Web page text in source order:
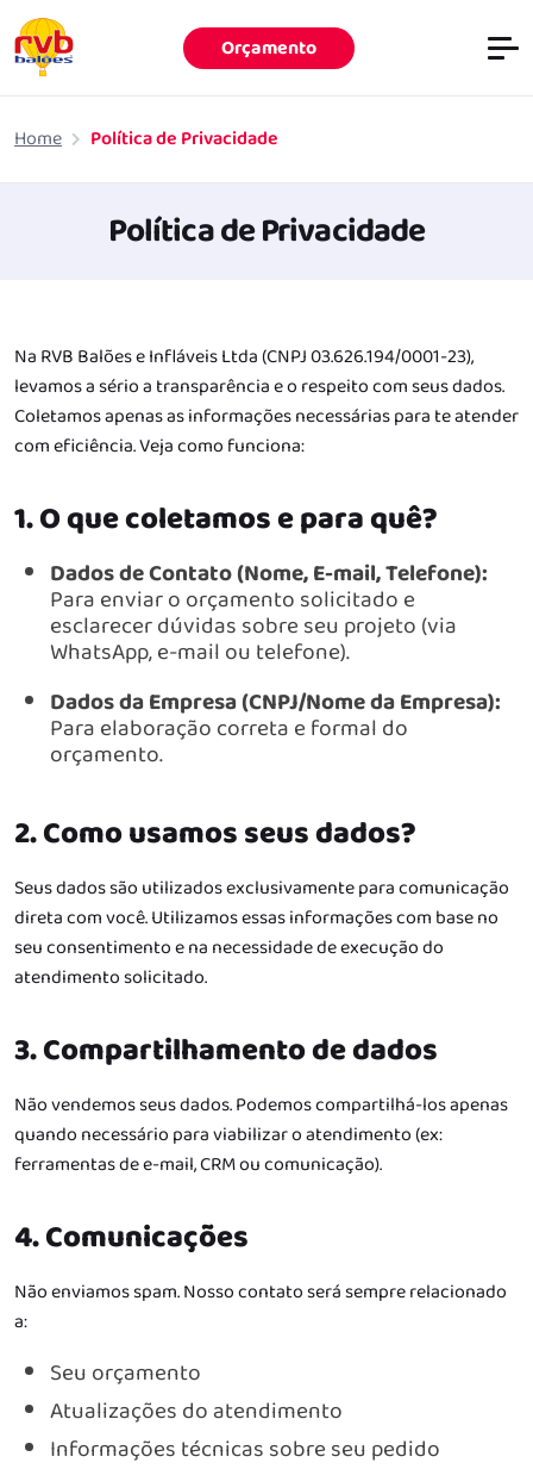
Orçamento
Home Política de Privacidade
Política de Privacidade
Na RVB Balões e Infláveis Ltda (CNPJ 03.626.194/0001-23),
levamos a sério a transparência e o respeito com seus dados.
Coletamos apenas as informações necessárias para te atender
com eficiência. Veja como funciona:
1. O que coletamos e para quê?
Dados de Contato (Nome, E-mail, Telefone):
Para enviar o orçamento solicitado e
esclarecer dúvidas sobre seu projeto (via
WhatsApp, e-mail ou telefone).
Dados da Empresa (CNPJ/Nome da Empresa):
Para elaboração correta e formal do
orçamento.
2. Como usamos seus dados?
Seus dados são utilizados exclusivamente para comunicação
direta com você.Utilizamos essas informações com base no
seu consentimento e na necessidade de execução do
atendimento solicitado.
3. Compartilhamento de dados
Não vendemos seus dados.Podemos compartilhá-los apenas
quando necessário para viabilizar o atendimento (ex:
ferramentas de e-mail, CRM ou comunicação).
4. Comunicações
Não enviamos spam.Nosso contato será sempre relacionado
a:
Seu orçamento
Atualizações do atendimento
Informações técnicas sobre seu pedido